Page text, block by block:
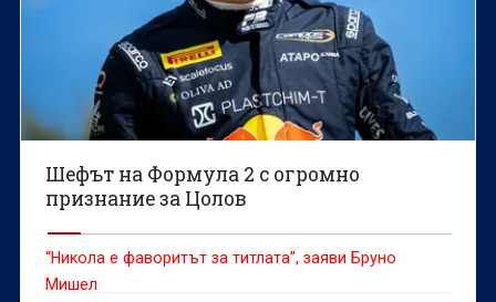
Шефът на Формула 2 с огромно
признание за Цолов
“Никола е фаворитът за титлата”, заяви Бруно
Мишел